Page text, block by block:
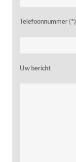
Telefoonnummer (*)
Uw bericht